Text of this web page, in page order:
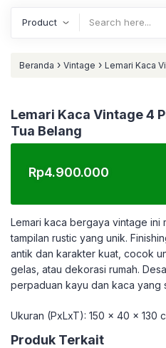
Beranda › Vintage › Lemari Kaca
Lemari Kaca Vintage 4
Tua Belang
Rp4.900.000
Lemari kaca bergaya vintage ini
tampilan rustic yang unik.
antik dan karakter kuat, cocok
gelas, atau dekorasi rumah.
perpaduan kayu dan kaca yang
Ukuran (PxLxT): 150 x 40 x 130
Produk Terkait